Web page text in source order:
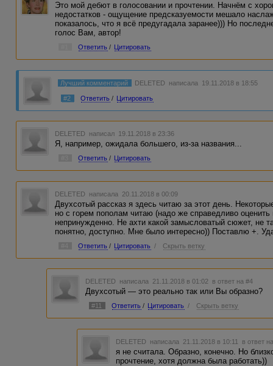
Это мой дебют в голосовании и прочтении. Начнём с
недостатков - ощущение предсказуемости мешало
показалось, что я всё предугадала заранее))) Но
голос Вам, автор!
Ответить / Цитировать
Лучший комментарий DELETED написала 19.11.2018 в 18:55
#2 Ответить / Цитировать
DELETED написал 19.11.2018 в 23:36
Я, например, ожидала большего, из-за названия...
Ответить / Цитировать
DELETED написала 20.11.2018 в 00:09
Двухсотый рассказ я здесь читаю за этот день.
но с горем пополам читаю (надо же справедливо
непринужденно. Не ахти какой замысловатый сюжет, не
понятно, доступно. Мне было интересно)) Поставлю +.
Ответить / Цитировать / Скрыть ветку
DELETED написала 21.11.2018 в 01:02 в ответ на #4
Двухсотый — это реально так или Вы образно?
#11 Ответить / Цитировать / Скрыть ветку
DELETED написала 21.11.2018 в 10:11 в ответ
я не считала. Образно, конечно. Но
прочтение, хотя должна была работать))